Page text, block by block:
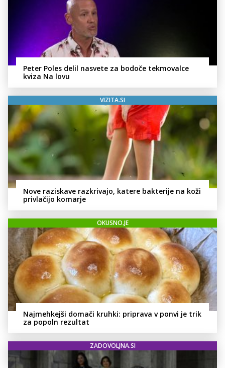
Peter Poles delil nasvete za bodoče tekmovalce
kviza Na lovu
VIZITA.SI
Nove raziskave razkrivajo, katere bakterije na koži
privlačijo komarje
OKUSNO.JE
Najmehkejši domači kruhki: priprava v ponvi je trik
za popoln rezultat
ZADOVOLJNA.SI